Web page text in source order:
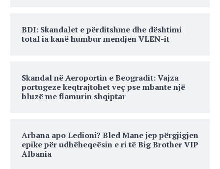
BDI: Skandalet e përditshme dhe dështimi
total ia kanë humbur mendjen VLEN-it
Skandal në Aeroportin e Beogradit: Vajza
portugeze keqtrajtohet veç pse mbante një
bluzë me flamurin shqiptar
Arbana apo Ledioni? Bled Mane jep përgjigjen
epike për udhëheqeësin e ri të Big Brother VIP
Albania